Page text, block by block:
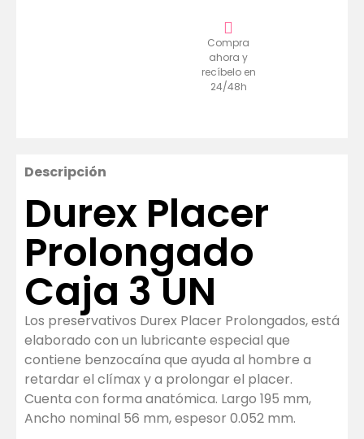
Compra
ahora y
recíbelo en
24/48h
Descripción
Durex Placer
Prolongado
Caja 3 UN
Los preservativos Durex Placer Prolongados, está
elaborado con un lubricante especial que
contiene benzocaína que ayuda al hombre a
retardar el clímax y a prolongar el placer.
Cuenta con forma anatómica. Largo 195 mm,
Ancho nominal 56 mm, espesor 0.052 mm.